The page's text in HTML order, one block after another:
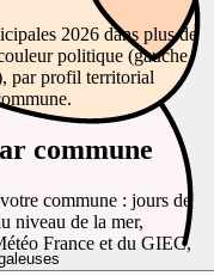
2026 dans plus de
politique (gauche,
par profil territorial
commune
commune : jours de
niveau de la mer,
France et du GIEC,